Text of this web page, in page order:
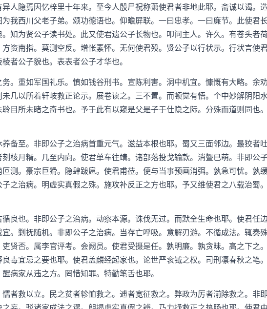
隐焉因忆梓里十年来。至今人殷尸祝称萧使君者非地此耶。斋诚以谒。
我西川父老子弟。颂功德语也。仰瞻屏联。一曰忠孝。一曰廉节。此使君
知为贤公子读书处。此又使君遗公子长物也。叩问主人。许久。有苍头者
资南指。莫测空反。增怅素怀。无何使君殁。贤公子以行状示。行状言使
者公子貌也。表表者公子才华也。
重如军国礼乐。慎如钱谷刑书。宣陈利害。洞中机宜。慷慨有大略。余
几以所着轩岐救正论示。展卷读之。三不置。而顿觉有悟。个中妙解阴阳
目所未睹之奇书也。予于此有以窥是父是子于仕隐之际。分殊而道则同也
至。非即公子之治病首重元气。滋益本根也耶。蜀又三面邻边。最狡者
核月糈。几至内向。使君单车往靖。诸部落投戈输款。消舋已萌。非即公
测。豪宗巨猾。隐肆跋扈。使君甫莅。便与当事预画消弭。孰急可忧。孰
之治病。明虚实真假之殊。施攻补反正之方也耶。予又维使君之八载治蜀
也。非即公子之治病。动察本源。诛伐无过。而默全生命也耶。使君任
。剿抚随机。非即公子之治病。当存亡呼吸。意解刃游。不循成法。辄奏殊
贤否。属李官评考。会阙员。使君受摄是任。孰明廉。孰贪昧。高之下之
毒宜忌之要也耶。使君盖麟经起家也。论世严衮钺之权。司刑凛春秋之笔
病家从违之方。罔惜知罪。特勤笔舌也耶。
救以立。民之贫者轸恤救之。逋者宽征救之。弊政为厉者湔除救之。非